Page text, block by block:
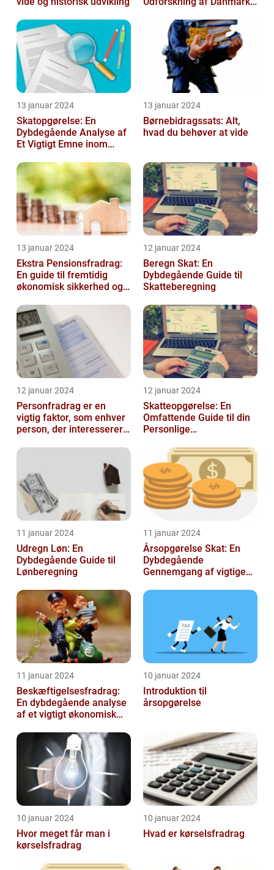
13 januar 2024
Skatopgørelse: En
Dybdegående Analyse af
Et Vigtigt Emne inom
13 januar 2024
Børnebidragssats: Alt,
hvad du behøver at vide
13 januar 2024
Ekstra Pensionsfradrag:
En guide til fremtidig
økonomisk sikkerhed og
12 januar 2024
Beregn Skat: En
Dybdegående Guide til
Skatteberegning
12 januar 2024
Personfradrag er en
vigtig faktor, som enhver
person, der interesserer
personlig ...
12 januar 2024
Skatteopgørelse: En
Omfattende Guide til din
Personlige
11 januar 2024
Udregn Løn: En
Dybdegående Guide til
Lønberegning
11 januar 2024
Årsopgørelse Skat: En
Dybdegående
Gennemgang af vigtige
finansfolk
11 januar 2024
Beskæftigelsesfradrag:
En dybdegående analyse
af et vigtigt økonomisk
finansf...
10 januar 2024
Introduktion til
årsopgørelse
10 januar 2024
Hvor meget får man i
kørselsfradrag
10 januar 2024
Hvad er kørselsfradrag